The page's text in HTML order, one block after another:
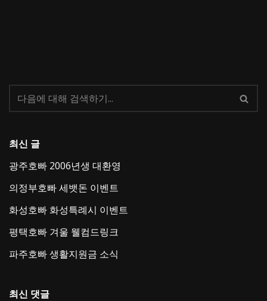
최신 글
광주호빠 2006년생 대환영
의정부호빠 세뱃돈 이벤트
화성호빠 화성특례시 이벤트
평택호빠 겨울 웰컴드링크
파주호빠 생활지원금 소식
최신 댓글